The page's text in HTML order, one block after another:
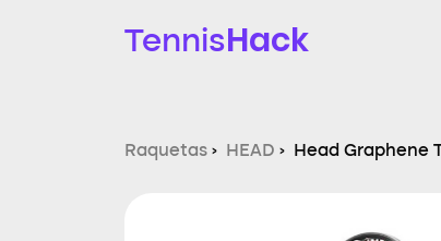
TennisHack
Raquetas › HEAD › Head Graphene